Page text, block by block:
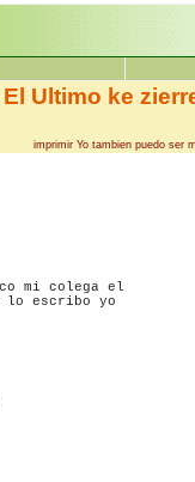
Ultimo ke
imprimir Yo tambien puedo ser
mi colega el
lo escribo yo